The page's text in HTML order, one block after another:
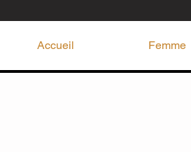
Accueil Femme